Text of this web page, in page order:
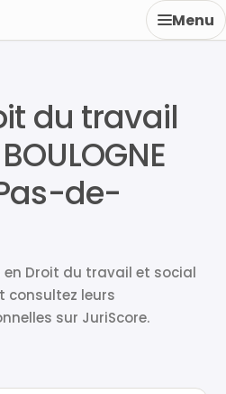
Menu
du travail
de-
Droit du travail et social
consultez leurs
sur JuriScore.